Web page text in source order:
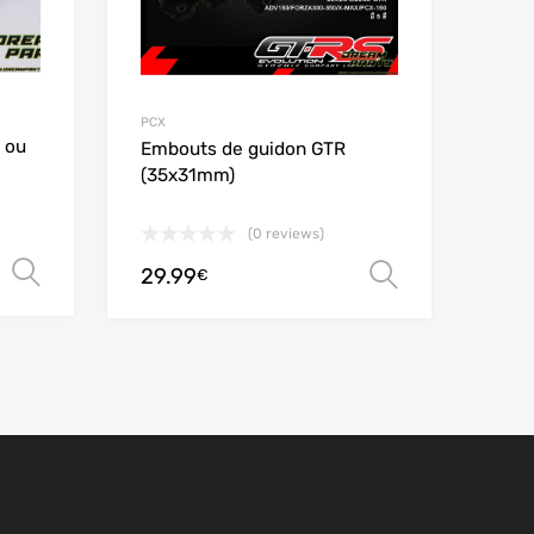
ou
Choix des options
PCX
Embouts de guidon GTR
(35x31mm)
(0 reviews)
29.99€